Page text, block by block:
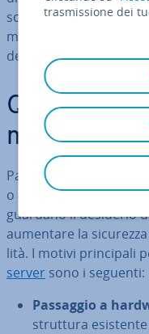
soluzioni al­ter­na­ti­ve,
motivi possono essere
dell’hardware alla
Quali sono
migrare
Passare a
o ne­ces­sa­rio in vari
guar­da­no il desiderio
aumentare la
li­tà. I motivi prin­ci­pa­li
server sono i seguenti:
Passaggio a
strut­tu­ra
trasmissione dei